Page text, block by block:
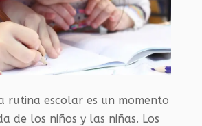
rutina escolar es un momento
de los niños y las niñas. Los